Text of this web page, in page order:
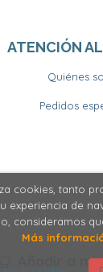
Añadir a mi
ATENCIÓN
Quiénes
Pedidos
Horitzons .
Reservados
cookies, tanto
experiencia de
consideramos
Más